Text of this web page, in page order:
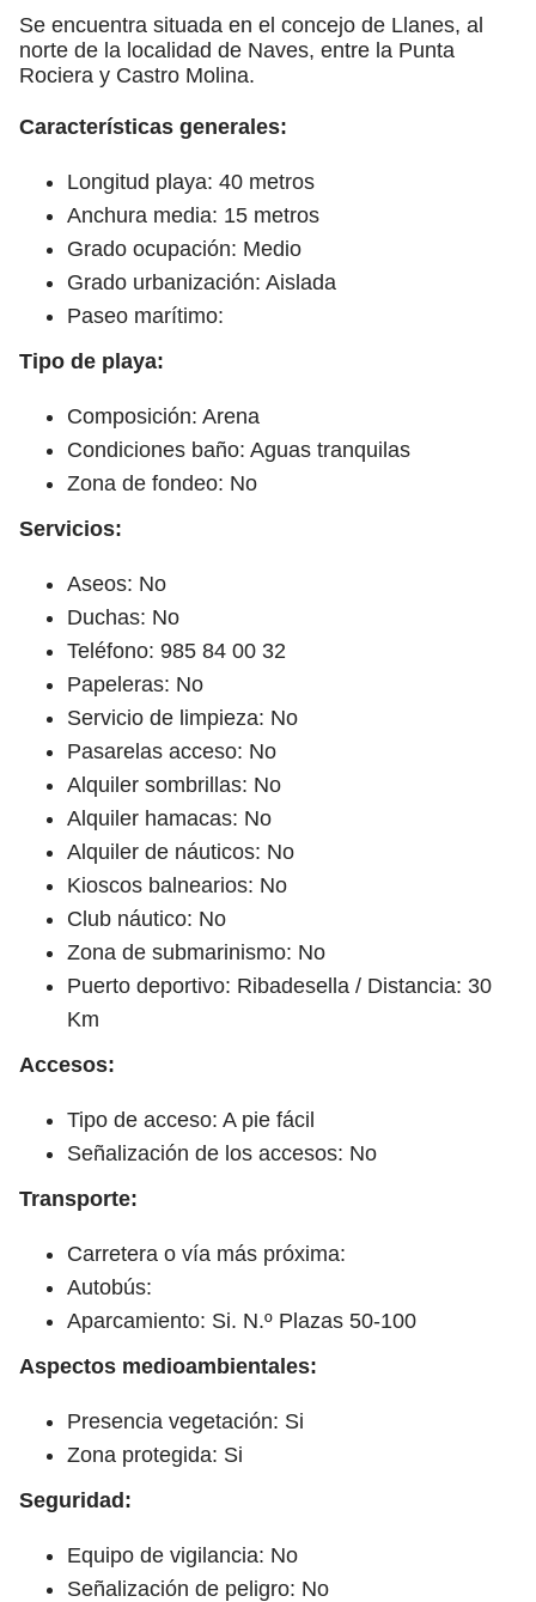
Se encuentra situada en el concejo de Llanes, al
norte de la localidad de Naves, entre la Punta
Rociera y Castro Molina.
Características generales:
Longitud playa: 40 metros
Anchura media: 15 metros
Grado ocupación: Medio
Grado urbanización: Aislada
Paseo marítimo:
Tipo de playa:
Composición: Arena
Condiciones baño: Aguas tranquilas
Zona de fondeo: No
Servicios:
Aseos: No
Duchas: No
Teléfono: 985 84 00 32
Papeleras: No
Servicio de limpieza: No
Pasarelas acceso: No
Alquiler sombrillas: No
Alquiler hamacas: No
Alquiler de náuticos: No
Kioscos balnearios: No
Club náutico: No
Zona de submarinismo: No
Puerto deportivo: Ribadesella / Distancia: 30
Km
Accesos:
Tipo de acceso: A pie fácil
Señalización de los accesos: No
Transporte:
Carretera o vía más próxima:
Autobús:
Aparcamiento: Si. N.º Plazas 50-100
Aspectos medioambientales:
Presencia vegetación: Si
Zona protegida: Si
Seguridad:
Equipo de vigilancia: No
Señalización de peligro: No